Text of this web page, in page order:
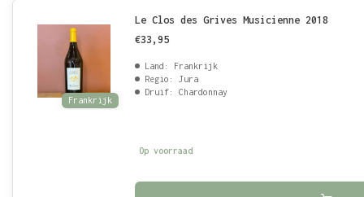
Frankrijk
Le Clos des Grives Musicienne 2018
€33,95
Land: Frankrijk
Regio: Jura
Druif: Chardonnay
Op voorraad